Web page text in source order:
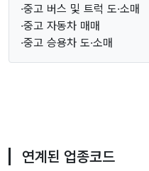
·중고 버스 및 트럭 도·소매
·중고 자동차 매매
·중고 승용차 도·소매
연계된 업종코드